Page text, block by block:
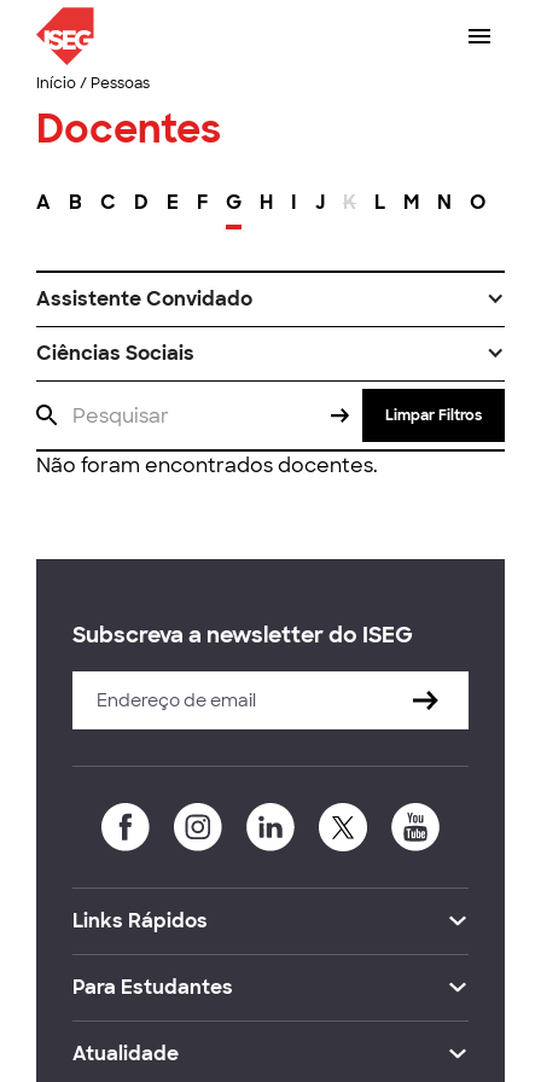
Início/ Pessoas
Docentes
A B C D E F G H I J K L M N O
Assistente Convidado
Ciências Sociais
Limpar Filtros
Não foram encontrados docentes.
Subscreva a newsletter do ISEG
Links Rápidos
Para Estudantes
Atualidade